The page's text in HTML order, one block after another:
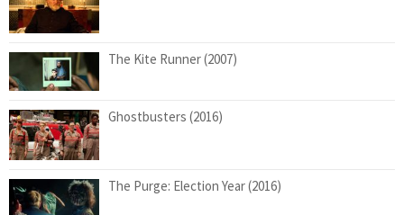
The Kite Runner (2007)
Ghostbusters (2016)
The Purge: Election Year (2016)